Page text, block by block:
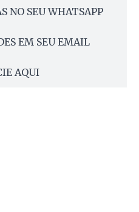
NO SEU WHATSAPP
EM SEU EMAIL
AQUI